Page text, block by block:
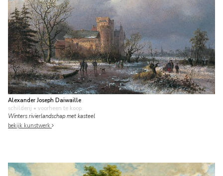
Alexander Joseph Daiwaille
schilderij • voorheen te koop
Winters rivierlandschap met kasteel
bekijk kunstwerk